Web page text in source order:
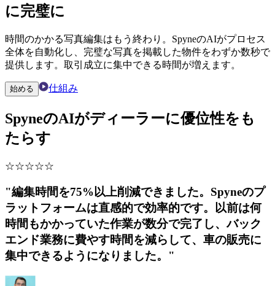
に完璧に
時間のかかる写真編集はもう終わり。SpyneのAIがプロセス
全体を自動化し、完璧な写真を掲載した物件をわずか数秒で
提供します。取引成立に集中できる時間が増えます。
始める 仕組み
SpyneのAIがディーラーに優位性をも
たらす
☆☆☆☆☆
"編集時間を75%以上削減できました。Spyneのプ
ラットフォームは直感的で効率的です。以前は何
時間もかかっていた作業が数分で完了し、バック
エンド業務に費やす時間を減らして、車の販売に
集中できるようになりました。"